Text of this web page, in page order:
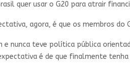
quer usar o G20 para atrair
agora, é que os membros
e nunca teve política pública
é de que finalmente